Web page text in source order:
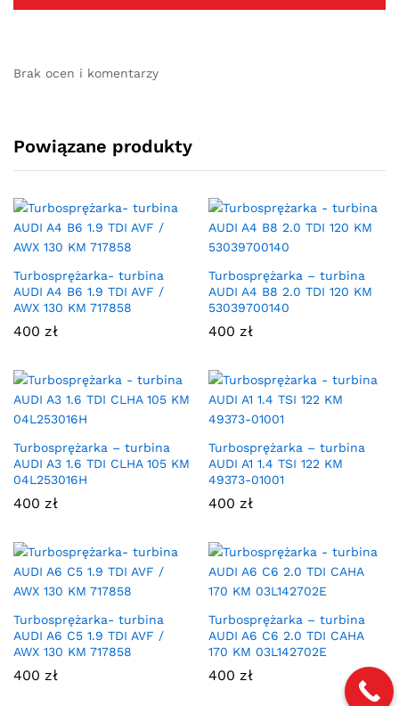
Brak ocen i komentarzy
Powiązane produkty
Turbosprężarka- turbina
AUDI A4 B6 1.9 TDI AVF /
AWX 130 KM 717858
400 zł
Turbosprężarka – turbina
AUDI A4 B8 2.0 TDI 120 KM
53039700140
400 zł
Turbosprężarka – turbina
AUDI A3 1.6 TDI CLHA 105 KM
04L253016H
400 zł
Turbosprężarka – turbina
AUDI A1 1.4 TSI 122 KM
49373-01001
400 zł
Turbosprężarka- turbina
AUDI A6 C5 1.9 TDI AVF /
AWX 130 KM 717858
400 zł
Turbosprężarka – turbina
AUDI A6 C6 2.0 TDI CAHA
170 KM 03L142702E
400 zł